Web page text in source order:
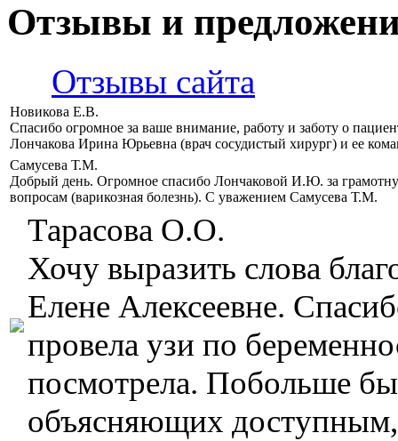
Отзывы и
Отзывы сайта
Новикова Е.В.
Спасибо огромное за ваше внимание, работу и заботу о
Лончакова Ирина Юрьевна (врач сосудистый хирург) и ее
Самусева Т.М.
Добрый день. Огромное спасибо Лончаковой И.Ю. за
вопросам (варикозная болезнь). С уважением Самусева Т.М.
Тарасова О.О.
Хочу выразить слова
Елене Алексеевне.
провела узи по
посмотрела. Побольше
объясняющих